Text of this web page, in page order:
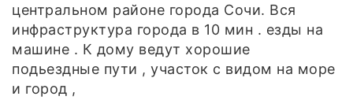
центральном районе города Сочи. Вся
инфраструктура города в 10 мин . езды на
машине . К дому ведут хорошие
подьездные пути , участок с видом на море
и город ,